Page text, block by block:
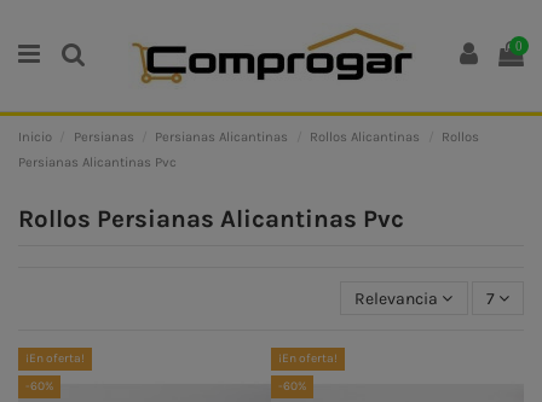
0
Inicio Persianas Persianas Alicantinas Rollos Alicantinas
Rollos
Persianas Alicantinas Pvc
Rollos Persianas Alicantinas Pvc
Relevancia 7
¡En oferta!
-60%
¡En oferta!
-60%